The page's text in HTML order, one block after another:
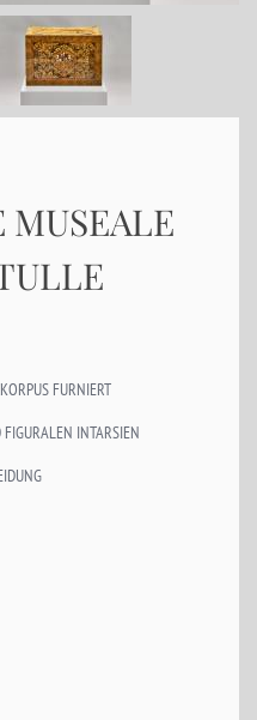
FURNIERT
INTARSIEN